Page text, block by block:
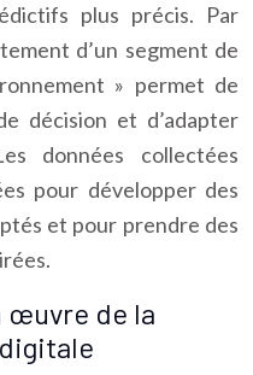
plus précis. Par
d’un segment de
» permet de
décision et d’adapter
données collectées
pour développer des
et pour prendre des
œuvre de la